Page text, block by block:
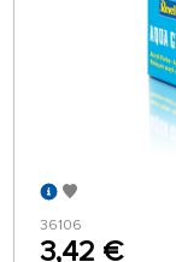
36106
3,42 €